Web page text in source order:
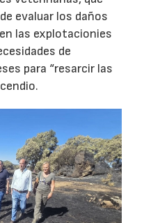
evaluar los daños
las explotacionies
de
para “resarcir las